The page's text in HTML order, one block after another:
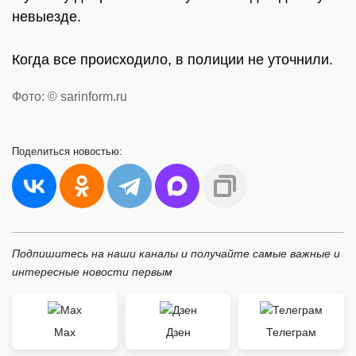
невыезде.
Когда все происходило, в полиции не уточнили.
Фото: © sarinform.ru
Поделиться новостью:
Подпишитесь на наши каналы и получайте самые важные и
интересные новости первым
Max Дзен Телеграм